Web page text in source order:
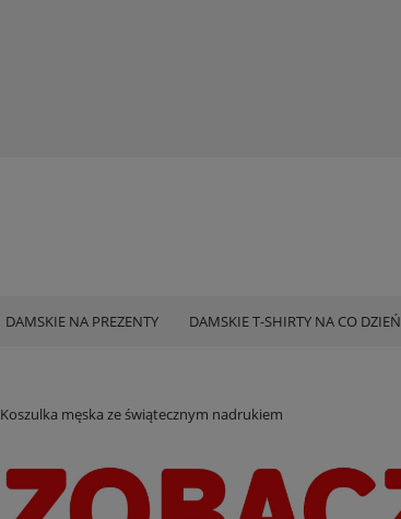
DAMSKIE NA PREZENTY DAMSKIE T-SHIRTY NA CO DZIEŃ
Koszulka męska ze świątecznym nadrukiem